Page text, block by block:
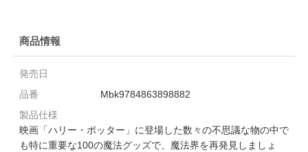
商品情報
発売日
品番
Mbk9784863898882
製品仕様
映画「ハリー・ポッター」に登場した数々の不思議な物の中で
も特に重要な100の魔法グッズで、魔法界を再発見しましょ